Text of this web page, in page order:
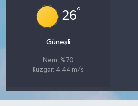
26°
Güneşli
Nem: %70
Rüzgar: 4.44 m/s